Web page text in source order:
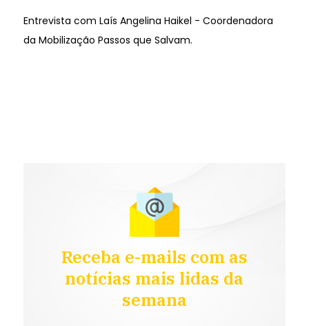
Entrevista com Laís Angelina Haikel - Coordenadora
da Mobilização Passos que Salvam.
Receba e-mails com as
notícias mais lidas da
semana